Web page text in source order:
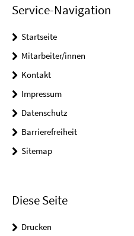
Service-Navigation
Startseite
Mitarbeiter/innen
Kontakt
Impressum
Datenschutz
Barrierefreiheit
Sitemap
Diese Seite
Drucken